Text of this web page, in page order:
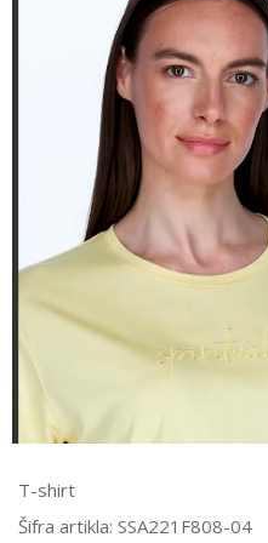
T-shirt
Šifra artikla: SSA221F808-04